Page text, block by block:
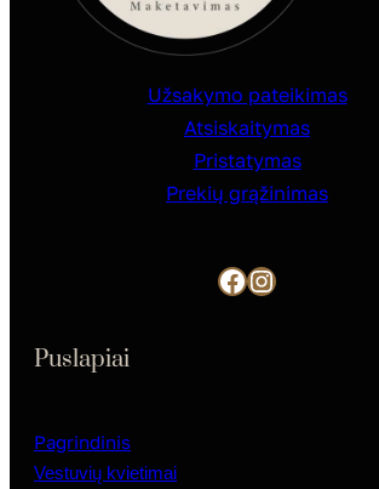
Užsakymo pateikimas
Atsiskaitymas
Pristatymas
Prekių grąžinimas
Facebook Instagram
Puslapiai
Pagrindinis
Vestuvių kvietimai